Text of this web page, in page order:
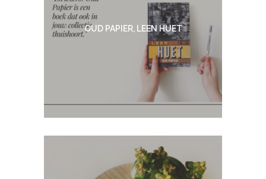
OUD PAPIER, LEEN HUET